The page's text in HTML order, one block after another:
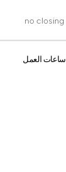
no closing
ساعات العمل